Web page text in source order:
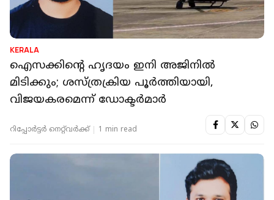
KERALA
ഐസക്കിന്‍റെ ഹൃദയം ഇനി അജിനില്‍
മിടിക്കും; ശസ്ത്രക്രിയ പൂർത്തിയായി,
വിജയകരമെന്ന് ഡോക്ടർമാർ
റിപ്പോർട്ടർ നെറ്റ്‌വര്‍ക്ക്‌ 1 min read